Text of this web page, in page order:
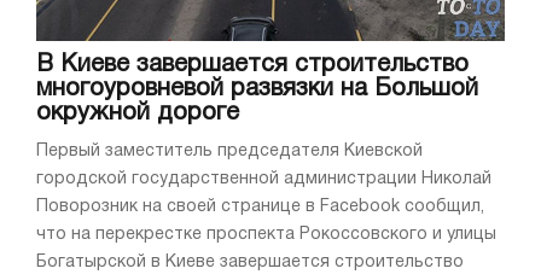
В Киеве завершается строительство
многоуровневой развязки на Большой
окружной дороге
Первый заместитель председателя Киевской
городской государственной администрации Николай
Поворозник на своей странице в Facebook сообщил,
что на перекрестке проспекта Рокоссовского и улицы
Богатырской в Киеве завершается строительство